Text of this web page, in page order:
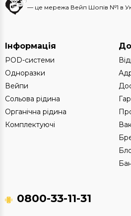
— це мережа Вейп Шопів №1 в
Інформація
POD-системи
Одноразки
Вейпи
Сольова рідина
Органічна рідина
Комплектуючі
0800-33-11-31